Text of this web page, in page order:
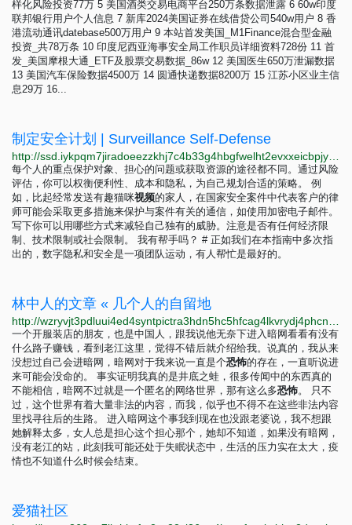
样化风险投资77万 5 美国酒类交易电商平台250万条数据泄露 6 60w印度
联邦银行用户个人信息 7 新库2024美国证券在线借贷公司540w用户 8 香
港流动通讯datebase500万用户 9 本站首发美国_M1Finance混合型金融
投资_共78万条 10 印度尼西亚海事安全局工作职员详细资料728份 11 首
发_美国摩根大通_ETF及股票交易数据_86w 12 美国医生650万泄漏数据
13 美国汽车保险数据4500万 14 圆通快递数据8200万 15 江苏小区业主信
息29万 16...
制定安全计划 | Surveillance Self-Defense
每个人的重点保护对象、担心的问题或获取资源的途径都不同。通过风险
评估，你可以权衡便利性、成本和隐私，为自己规划合适的策略。 例
如，比起经常发送有趣猫咪视频的家人，在国家安全案件中代表客户的律
师可能会采取更多措施来保护与案件有关的通信，如使用加密电子邮件。
写下你可以用哪些方式来减轻自己独有的威胁。注意是否有任何经济限
制、技术限制或社会限制。 我有帮手吗？ # 正如我们在本指南中多次指
出的，数字隐私和安全是一项团队运动，有人帮忙是最好的。
林中人的文章 « 几个人的自留地
一个开服装店的朋友，也是中国人，跟我说他无奈下进入暗网看看有没有
什么路子赚钱，看到老江这里，觉得不错后就介绍给我。说真的，我从来
没想过自己会进暗网，暗网对于我来说一直是个恐怖的存在，一直听说进
来可能会没命的。 事实证明我真的是井底之蛙，很多传闻中的东西真的
不能相信，暗网不过就是一个匿名的网络世界，那有这么多恐怖。 只不
过，这个世界有着大量非法的内容，而我，似乎也不得不在这些非法内容
里找寻往后的生路。 进入暗网这个事我到现在也没跟老婆说，我不想跟
她解释太多，女人总是担心这个担心那个，她却不知道，如果没有暗网，
没有老江的站，此刻我可能还处于失眠状态中，生活的压力实在太大，疫
情也不知道什么时候会结束。
爱猫社区